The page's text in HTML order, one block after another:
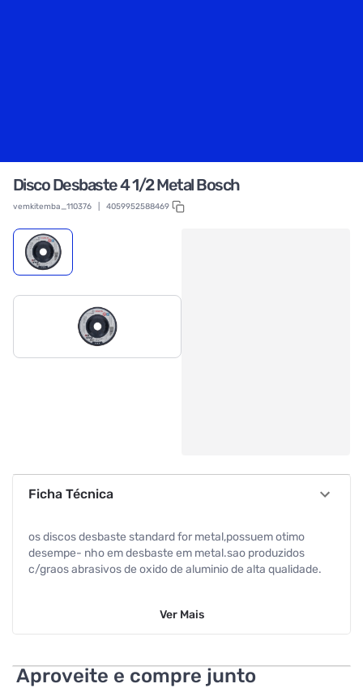
Disco Desbaste 4 1/2 Metal Bosch
vemkitemba_110376 4059952588469
Ficha Técnica
os discos desbaste standard for metal,possuem otimo
desempe- nho em desbaste em metal.sao produzidos
c/graos abrasivos de oxido de aluminio de alta qualidade.
Ver Mais
Aproveite e compre junto